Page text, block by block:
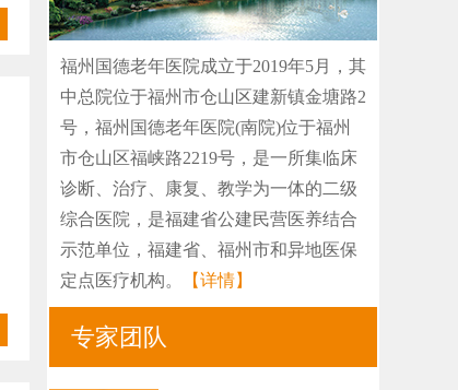
福州国德老年医院成立于2019年5月，其
中总院位于福州市仓山区建新镇金塘路2
号，福州国德老年医院(南院)位于福州
市仓山区福峡路2219号，是一所集临床
诊断、治疗、康复、教学为一体的二级
综合医院，是福建省公建民营医养结合
示范单位，福建省、福州市和异地医保
定点医疗机构。
【详情】
专家团队